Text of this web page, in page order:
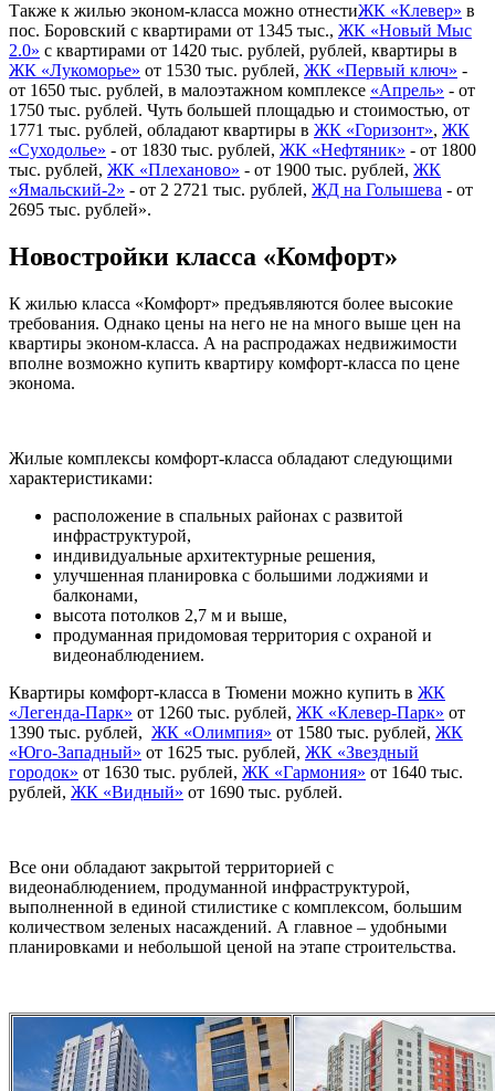
Также к жилью эконом-класса можно отнестиЖК «Клевер» в
пос. Боровский с квартирами от 1345 тыс., ЖК «Новый Мыс
2.0» с квартирами от 1420 тыс. рублей, рублей, квартиры в
ЖК «Лукоморье» от 1530 тыс. рублей, ЖК «Первый ключ» -
от 1650 тыс. рублей, в малоэтажном комплексе «Апрель» - от
1750 тыс. рублей. Чуть большей площадью и стоимостью, от
1771 тыс. рублей, обладают квартиры в ЖК «Горизонт», ЖК
«Суходолье» - от 1830 тыс. рублей, ЖК «Нефтяник» - от 1800
тыс. рублей, ЖК «Плеханово» - от 1900 тыс. рублей, ЖК
«Ямальский-2» - от 2 2721 тыс. рублей, ЖД на Голышева - от
2695 тыс. рублей».
Новостройки класса «Комфорт»
К жилью класса «Комфорт» предъявляются более высокие
требования. Однако цены на него не на много выше цен на
квартиры эконом-класса. А на распродажах недвижимости
вполне возможно купить квартиру комфорт-класса по цене
эконома.
Жилые комплексы комфорт-класса обладают следующими
характеристиками:
расположение в спальных районах с развитой
инфраструктурой,
индивидуальные архитектурные решения,
улучшенная планировка с большими лоджиями и
балконами,
высота потолков 2,7 м и выше,
продуманная придомовая территория с охраной и
видеонаблюдением.
Квартиры комфорт-класса в Тюмени можно купить в ЖК
«Легенда-Парк» от 1260 тыс. рублей, ЖК «Клевер-Парк» от
1390 тыс. рублей, ЖК «Олимпия» от 1580 тыс. рублей, ЖК
«Юго-Западный» от 1625 тыс. рублей, ЖК «Звездный
городок» от 1630 тыс. рублей, ЖК «Гармония» от 1640 тыс.
рублей, ЖК «Видный» от 1690 тыс. рублей.
Все они обладают закрытой территорией с
видеонаблюдением, продуманной инфраструктурой,
выполненной в единой стилистике с комплексом, большим
количеством зеленых насаждений. А главное – удобными
планировками и небольшой ценой на этапе строительства.